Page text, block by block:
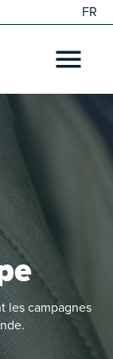
FR
OPEN
les campagnes